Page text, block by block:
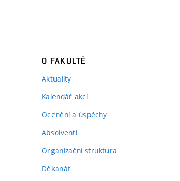
O FAKULTĚ
Aktuality
Kalendář akcí
Ocenění a úspěchy
Absolventi
Organizační struktura
Děkanát